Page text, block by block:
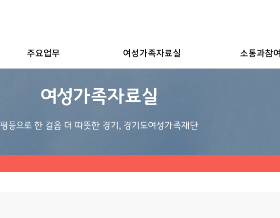
주요업무 여성가족자료실 소통과참여
여성가족자료실
평등으로 한 걸음 더 따뜻한 경기, 경기도여성가족재단